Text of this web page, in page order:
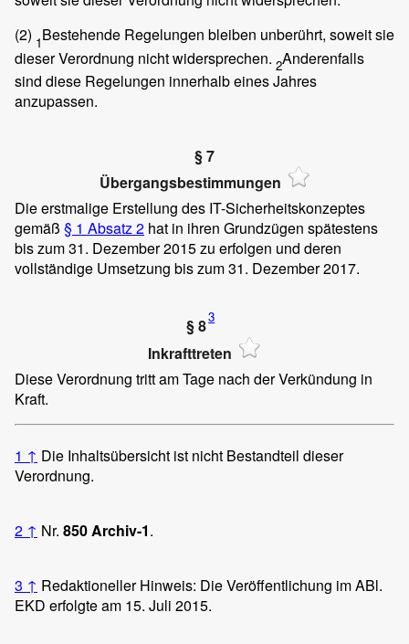
(2) 1Bestehende Regelungen bleiben unberührt, soweit sie
dieser Verordnung nicht widersprechen. 2Anderenfalls
sind diese Regelungen innerhalb eines Jahres
anzupassen.
§ 7
Übergangsbestimmungen
Die erstmalige Erstellung des IT-Sicherheitskonzeptes
gemäß § 1 Absatz 2 hat in ihren Grundzügen spätestens
bis zum 31. Dezember 2015 zu erfolgen und deren
vollständige Umsetzung bis zum 31. Dezember 2017.
§ 83
Inkrafttreten
Diese Verordnung tritt am Tage nach der Verkündung in
Kraft.
1 ↑ Die Inhaltsübersicht ist nicht Bestandteil dieser
Verordnung.
2 ↑ Nr. 850 Archiv-1.
3 ↑ Redaktioneller Hinweis: Die Veröffentlichung im ABl.
EKD erfolgte am 15. Juli 2015.